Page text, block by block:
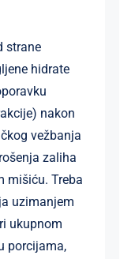
strane
hidrate
nakon
vežbanja
zaliha
mišiću. Treba
uzimanjem
ukupnom
porcijama,